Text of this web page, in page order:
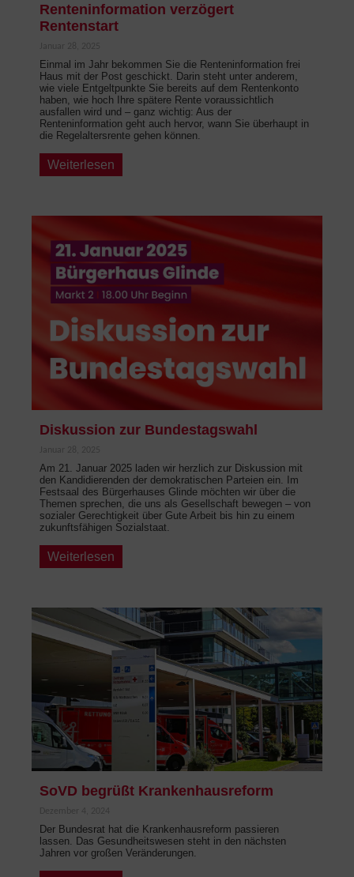
Renteninformation verzögert
Rentenstart
Januar 28, 2025
Einmal im Jahr bekommen Sie die Renteninformation frei
Haus mit der Post geschickt. Darin steht unter anderem,
wie viele Entgeltpunkte Sie bereits auf dem Rentenkonto
haben, wie hoch Ihre spätere Rente voraussichtlich
ausfallen wird und – ganz wichtig: Aus der
Renteninformation geht auch hervor, wann Sie überhaupt in
die Regelaltersrente gehen können.
Weiterlesen
Diskussion zur Bundestagswahl
Januar 28, 2025
Am 21. Januar 2025 laden wir herzlich zur Diskussion mit
den Kandidierenden der demokratischen Parteien ein. Im
Festsaal des Bürgerhauses Glinde möchten wir über die
Themen sprechen, die uns als Gesellschaft bewegen – von
sozialer Gerechtigkeit über Gute Arbeit bis hin zu einem
zukunftsfähigen Sozialstaat.
Weiterlesen
SoVD begrüßt Krankenhausreform
Dezember 4, 2024
Der Bundesrat hat die Krankenhausreform passieren
lassen. Das Gesundheitswesen steht in den nächsten
Jahren vor großen Veränderungen.